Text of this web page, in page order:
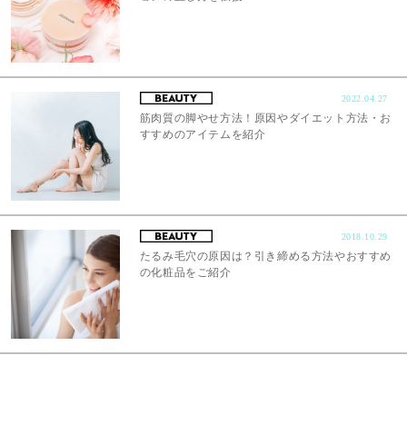
2022.04.27
筋肉質の脚やせ方法！原因やダイエット方法・お
すすめのアイテムを紹介
2018.10.29
たるみ毛穴の原因は？引き締める方法やおすすめ
の化粧品をご紹介